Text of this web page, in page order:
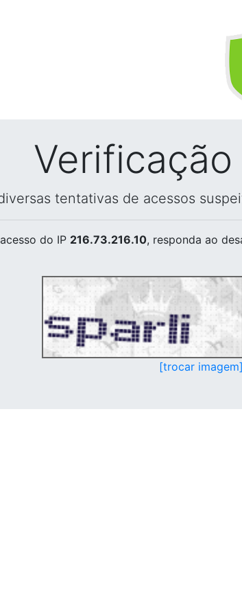
tentativas de acessos
do IP 216.73.216.10, responda ao
[trocar imagem]